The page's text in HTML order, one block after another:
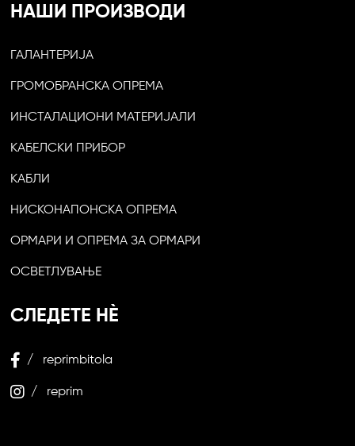
НАШИ ПРОИЗВОДИ
ГАЛАНТЕРИЈА
ГРОМОБРАНСКА ОПРЕМА
ИНСТАЛАЦИОНИ МАТЕРИЈАЛИ
КАБЕЛСКИ ПРИБОР
КАБЛИ
НИСКОНАПОНСКА ОПРЕМА
ОРМАРИ И ОПРЕМА ЗА ОРМАРИ
ОСВЕТЛУВАЊЕ
СЛЕДЕТЕ НЀ
/ reprimbitola
/ reprim